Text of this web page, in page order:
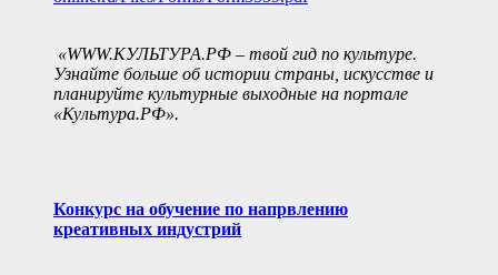
«WWW.КУЛЬТУРА.РФ – твой гид по культуре.
Узнайте больше об истории страны, искусстве и
планируйте культурные выходные на портале
«Культура.РФ».
Конкурс на обучение по напрвлению
креативных индустрий